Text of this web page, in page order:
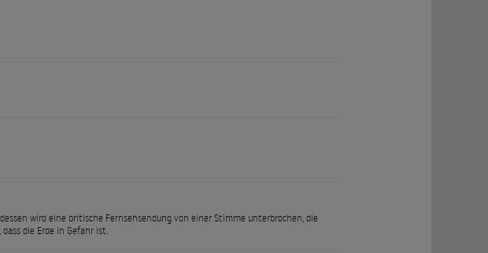
wird eine britische Fernsehsendung von einer Stimme unterbrochen, die
die Erde in Gefahr ist.